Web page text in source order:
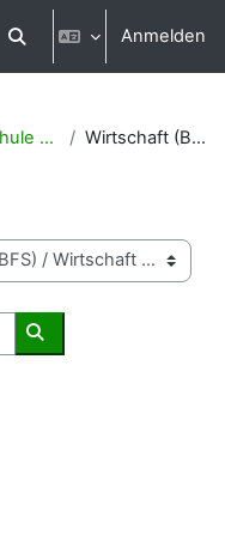
Sucheingabe umschalten
Anmelden
Berufsfachschule (BFS) Wirtschaft (BFSW)
Kurse suchen